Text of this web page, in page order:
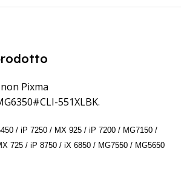
Pixma
551XLBK.
/ iP 7250 / MX 925 / iP 7200 / MG7150 /
725 / iP 8750 / iX 6850 / MG7550 / MG5650